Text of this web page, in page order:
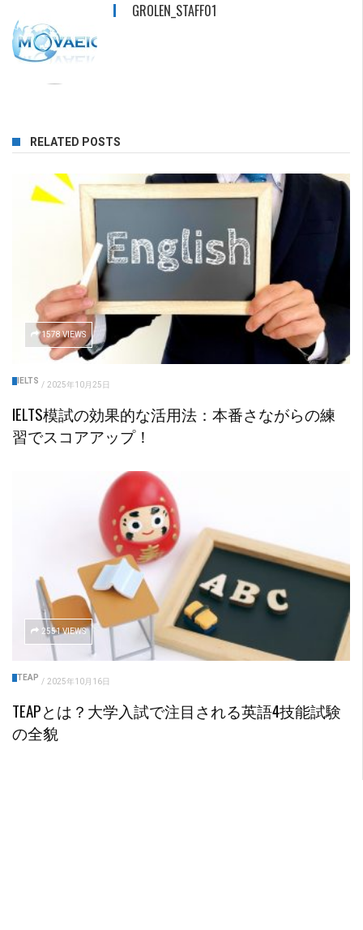
GROLEN_STAFF01
RELATED POSTS
1578 VIEWS
IELTS / 2025年10月25日
IELTS模試の効果的な活用法：本番さながらの練
習でスコアアップ！
2551 VIEWS
TEAP / 2025年10月16日
TEAPとは？大学入試で注目される英語4技能試験
の全貌